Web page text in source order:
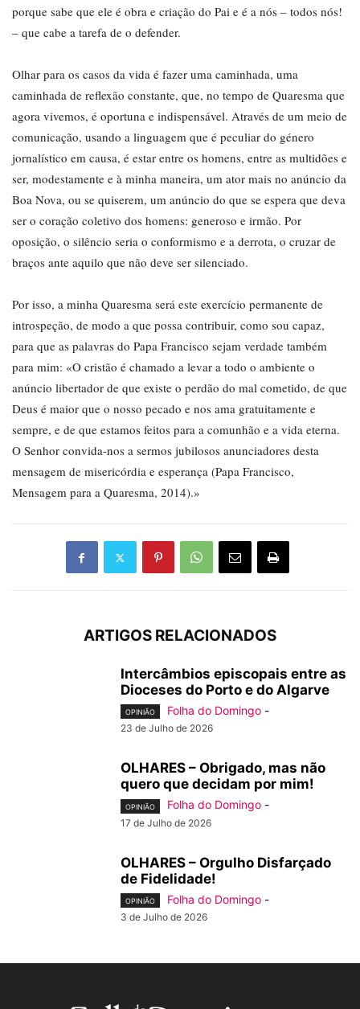
porque sabe que ele é obra e criação do Pai e é a nós – todos nós!
– que cabe a tarefa de o defender.
Olhar para os casos da vida é fazer uma caminhada, uma
caminhada de reflexão constante, que, no tempo de Quaresma que
agora vivemos, é oportuna e indispensável. Através de um meio de
comunicação, usando a linguagem que é peculiar do género
jornalístico em causa, é estar entre os homens, entre as multidões e
ser, modestamente e à minha maneira, um ator mais no anúncio da
Boa Nova, ou se quiserem, um anúncio do que se espera que deva
ser o coração coletivo dos homens: generoso e irmão. Por
oposição, o silêncio seria o conformismo e a derrota, o cruzar de
braços ante aquilo que não deve ser silenciado.
Por isso, a minha Quaresma será este exercício permanente de
introspeção, de modo a que possa contribuir, como sou capaz,
para que as palavras do Papa Francisco sejam verdade também
para mim: «O cristão é chamado a levar a todo o ambiente o
anúncio libertador de que existe o perdão do mal cometido, de que
Deus é maior que o nosso pecado e nos ama gratuitamente e
sempre, e de que estamos feitos para a comunhão e a vida eterna.
O Senhor convida-nos a sermos jubilosos anunciadores desta
mensagem de misericórdia e esperança (Papa Francisco,
Mensagem para a Quaresma, 2014).»
ARTIGOS RELACIONADOS
Intercâmbios episcopais entre as
Dioceses do Porto e do Algarve
OPINIÃO Folha do Domingo -
23 de Julho de 2026
OLHARES – Obrigado, mas não
quero que decidam por mim!
OPINIÃO Folha do Domingo -
17 de Julho de 2026
OLHARES – Orgulho Disfarçado
de Fidelidade!
OPINIÃO Folha do Domingo -
3 de Julho de 2026